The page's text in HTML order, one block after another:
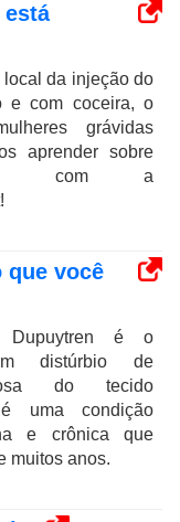
local da injeção do
e com coceira, o
grávidas
aprender sobre
com a
que você
Dupuytren é o
distúrbio de
do tecido
uma condição
e crônica que
muitos anos.